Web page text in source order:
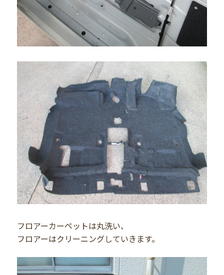
フロアーカーペットは丸洗い、
フロアーはクリーニングしていきます。